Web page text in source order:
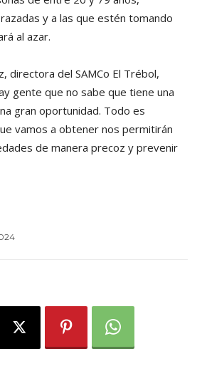
y a las que estén tomando
al azar.
directora del SAMCo El Trébol,
gente que no sabe que tiene una
gran oportunidad. Todo es
vamos a obtener nos permitirán
de manera precoz y prevenir